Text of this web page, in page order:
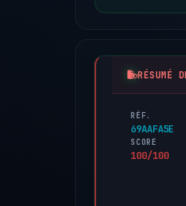
RÉSUMÉ
RÉF.
69AAFA5E
SCORE
100/100